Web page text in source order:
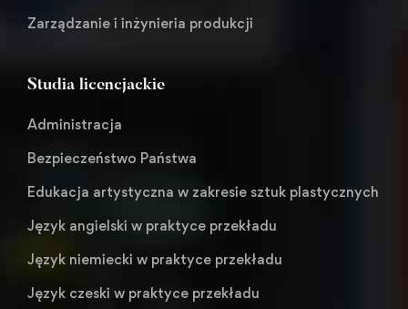
Zarządzanie i inżynieria produkcji
Studia licencjackie
Administracja
Bezpieczeństwo Państwa
Edukacja artystyczna w zakresie sztuk plastycznych
Język angielski w praktyce przekładu
Język niemiecki w praktyce przekładu
Język czeski w praktyce przekładu